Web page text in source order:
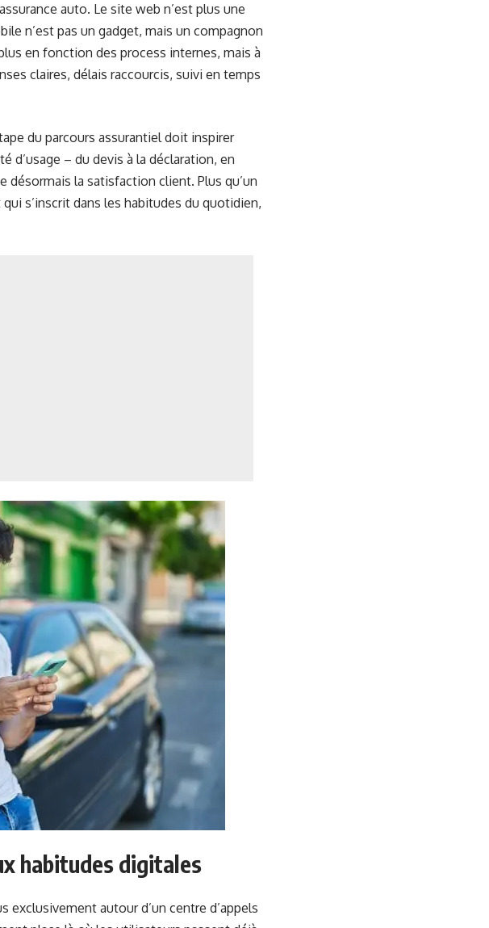
auto. Le site web n’est plus une
n’est pas un gadget, mais un compagnon
en fonction des process internes, mais à
claires, délais raccourcis, suivi en temps
du parcours assurantiel doit inspirer
d’usage – du devis à la déclaration, en
la satisfaction client. Plus qu’un
s’inscrit dans les habitudes du quotidien,
habitudes digitales
exclusivement autour d’un centre d’appels